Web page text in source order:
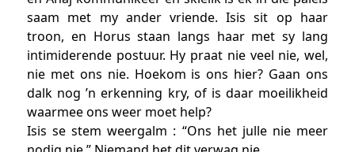
saam met my ander vriende. Isis sit op haar
troon, en Horus staan langs haar met sy lang
intimiderende postuur. Hy praat nie veel nie, wel,
nie met ons nie. Hoekom is ons hier? Gaan ons
dalk nog ’n erkenning kry, of is daar moeilikheid
waarmee ons weer moet help?
Isis se stem weergalm : “Ons het julle nie meer